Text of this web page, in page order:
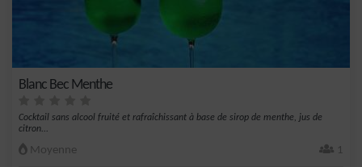
Blanc Bec Menthe
Cocktail sans alcool fruité et rafraîchissant à base de sirop de menthe, jus de
citron...
Moyenne 1